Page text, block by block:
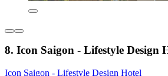
8. Icon Saigon - Lifestyle Design
Icon Saigon - Lifestyle Design Hotel